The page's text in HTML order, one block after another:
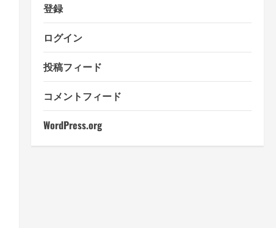
登録
ログイン
投稿フィード
コメントフィード
WordPress.org